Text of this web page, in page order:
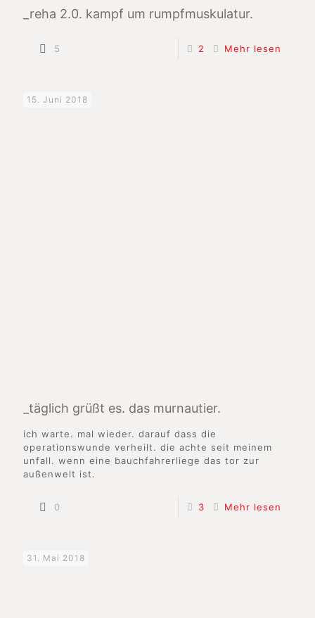
_reha 2.0. kampf um rumpfmuskulatur.
5 2 Mehr lesen
15. Juni 2018
_täglich grüßt es. das murnautier.
ich warte. mal wieder. darauf dass die
operationswunde verheilt. die achte seit meinem
unfall. wenn eine bauchfahrerliege das tor zur
außenwelt ist.
0 3 Mehr lesen
31. Mai 2018